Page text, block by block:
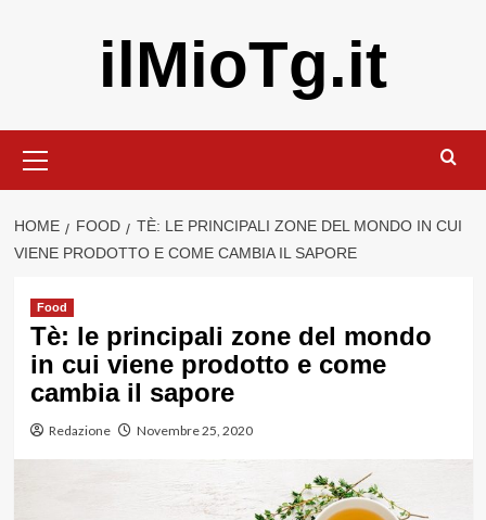
ilMioTg.it
principale
HOME FOOD
TÈ: LE PRINCIPALI ZONE DEL MONDO IN CUI
VIENE PRODOTTO E COME CAMBIA IL SAPORE
Food
Tè: le principali zone del mondo
in cui viene prodotto e come
cambia il sapore
Redazione Novembre 25, 2020